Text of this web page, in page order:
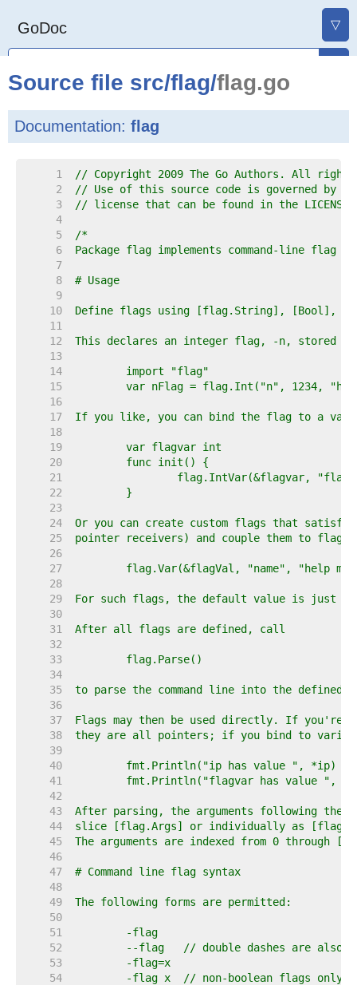
GoDoc ▽
Source file src/flag/flag.go
Documentation: flag
     1
// Copyright 2009 The Go Authors. All
     2
// Use of this source code is governed by a
     3
// license that can be found in the
     4
     5
     6
     7
     8
     9
    10
    11
    12
    13
    14
    15
    16
    17
    18
    19
    20
    21
    22
    23
    24
    25
    26
    27
    28
    29
    30
    31
    32
    33
    34
    35
    36
    37
    38
    39
    40
    41
    42
    43
    44
    45
    46
    47
    48
    49
    50
    51
    52
    53
    54